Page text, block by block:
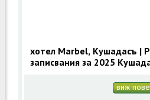
хотел Marbel, Кушадасъ |
записвания за 2025
виж